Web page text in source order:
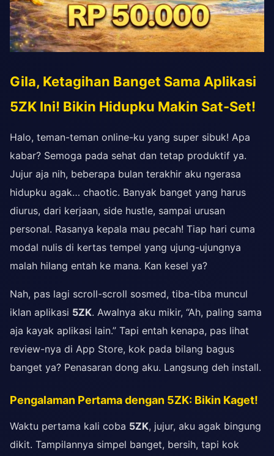
Gila, Ketagihan Banget Sama Aplikasi
5ZK Ini! Bikin Hidupku Makin Sat-Set!
Halo, teman-teman online-ku yang super sibuk! Apa
kabar? Semoga pada sehat dan tetap produktif ya.
Jujur aja nih, beberapa bulan terakhir aku ngerasa
hidupku agak… chaotic. Banyak banget yang harus
diurus, dari kerjaan, side hustle, sampai urusan
personal. Rasanya kepala mau pecah! Tiap hari cuma
modal nulis di kertas tempel yang ujung-ujungnya
malah hilang entah ke mana. Kan kesel ya?
Nah, pas lagi scroll-scroll sosmed, tiba-tiba muncul
iklan aplikasi 5ZK. Awalnya aku mikir, “Ah, paling sama
aja kayak aplikasi lain.” Tapi entah kenapa, pas lihat
review-nya di App Store, kok pada bilang bagus
banget ya? Penasaran dong aku. Langsung deh install.
Pengalaman Pertama dengan 5ZK: Bikin Kaget!
Waktu pertama kali coba 5ZK, jujur, aku agak bingung
dikit. Tampilannya simpel banget, bersih, tapi kok